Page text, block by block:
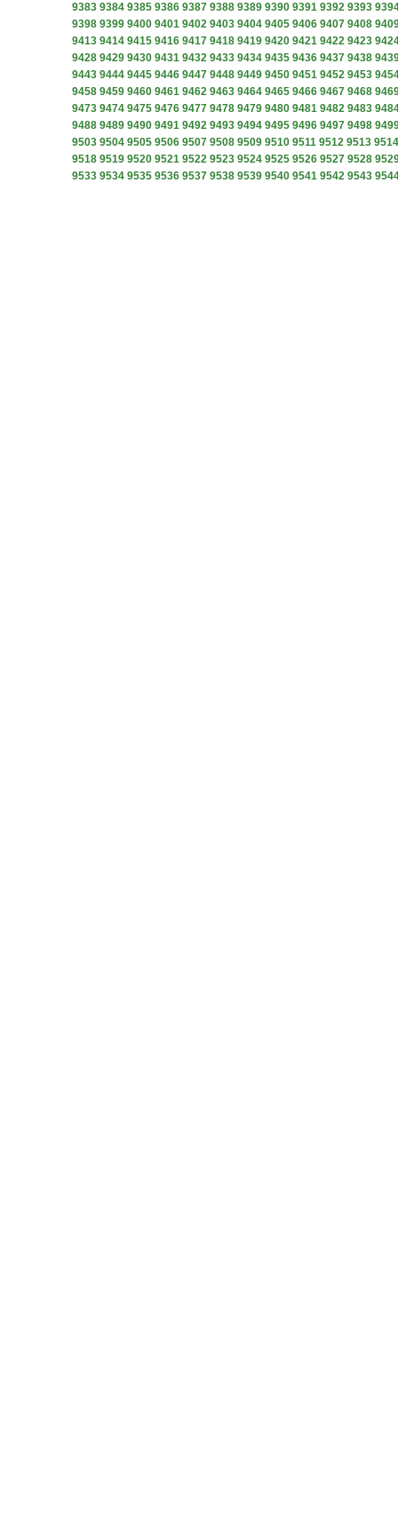
9383 9384 9385 9386 9387 9388 9389 9390 9391 9392 9393
9398 9399 9400 9401 9402 9403 9404 9405 9406 9407 9408
9413 9414 9415 9416 9417 9418 9419 9420 9421 9422 9423
9428 9429 9430 9431 9432 9433 9434 9435 9436 9437 9438
9443 9444 9445 9446 9447 9448 9449 9450 9451 9452 9453
9458 9459 9460 9461 9462 9463 9464 9465 9466 9467 9468
9473 9474 9475 9476 9477 9478 9479 9480 9481 9482 9483
9488 9489 9490 9491 9492 9493 9494 9495 9496 9497 9498
9503 9504 9505 9506 9507 9508 9509 9510 9511 9512 9513 9514
9518 9519 9520 9521 9522 9523 9524 9525 9526 9527 9528
9533 9534 9535 9536 9537 9538 9539 9540 9541 9542 9543